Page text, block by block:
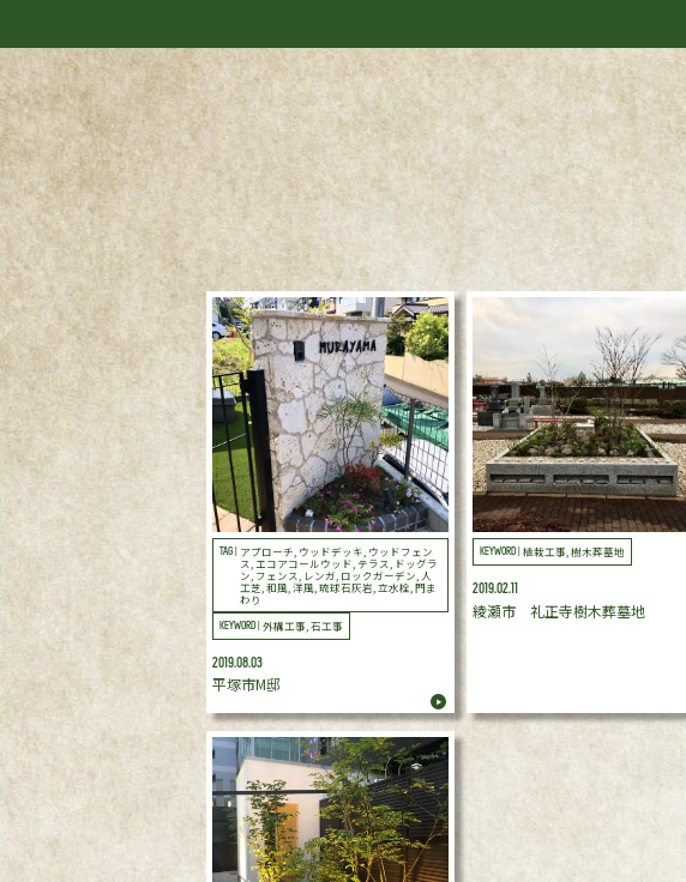
TAG |
アプローチ, ウッドデッキ, ウッドフェン
ス, エコアコールウッド, テラス, ドッグラ
ン, フェンス, レンガ, ロックガーデン, 人
工芝, 和風, 洋風, 琉球石灰岩, 立水栓, 門ま
わり
KEYWORD | 外構工事, 石工事
2019.08.03
平塚市M邸
KEYWORD | 植栽工事, 樹木葬墓地
2019.02.11
綾瀬市 礼正寺樹木葬墓地